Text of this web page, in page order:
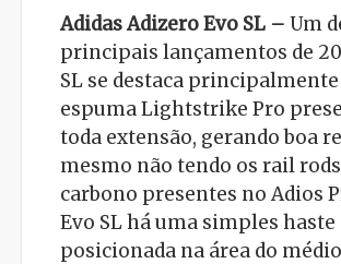
Adidas Adizero Evo SL – Um
principais lançamentos de
SL se destaca
espuma Lightstrike Pro
toda extensão, gerando boa
mesmo não tendo os rail
carbono presentes no Adios
Evo SL há uma simples
posicionada na área do